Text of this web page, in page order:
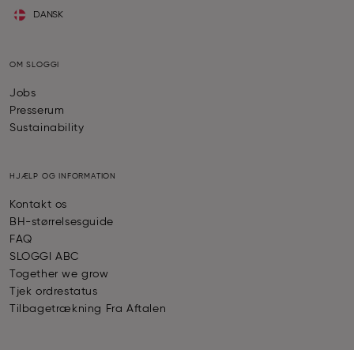
DANSK
OM SLOGGI
Jobs
Presserum
Sustainability
HJÆLP OG INFORMATION
Kontakt os
BH-størrelsesguide
FAQ
SLOGGI ABC
Together we grow
Tjek ordrestatus
Tilbagetrækning Fra Aftalen